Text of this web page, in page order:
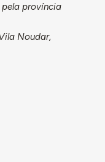
província
Noudar,